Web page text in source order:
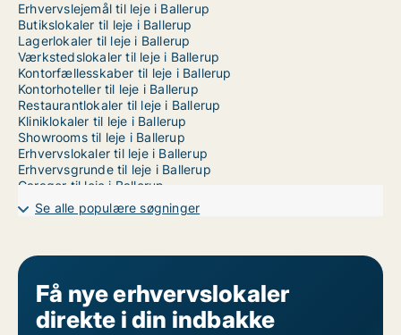
Erhvervslejemål til leje i Ballerup
Butikslokaler til leje i Ballerup
Lagerlokaler til leje i Ballerup
Værkstedslokaler til leje i Ballerup
Kontorfællesskaber til leje i Ballerup
Kontorhoteller til leje i Ballerup
Restaurantlokaler til leje i Ballerup
Kliniklokaler til leje i Ballerup
Showrooms til leje i Ballerup
Erhvervslokaler til leje i Ballerup
Erhvervsgrunde til leje i Ballerup
Garager til leje i Ballerup
Kontorlokaler til leje i København
Se alle populære søgninger
Få nye erhvervslokaler
direkte i din indbakke